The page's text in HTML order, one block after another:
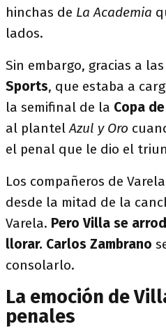
hinchas de La Academia
lados.
Sin embargo, gracias a
Sports, que estaba a
la semifinal de la Copa
al plantelAzul y Oro
el penal que le dio el
Los compañeros de
desde la mitad de la
Varela. Pero Villa se
llorar. Carlos Zambrano
consolarlo.
La emoción de
penales